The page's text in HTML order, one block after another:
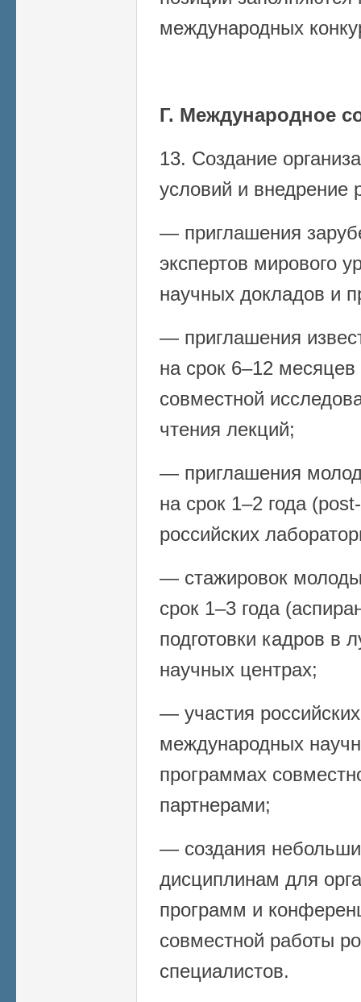
международных
Г. Международное
13. Создание
условий и внедрение
— приглашения
экспертов мирового
научных докладов и
— приглашения
на срок 6–12
совместной
чтения лекций;
— приглашения
на срок 1–2 года
российских
— стажировок
срок 1–3 года
подготовки кадров в
научных центрах;
— участия
международных
программах
партнерами;
— создания
дисциплинам для
программ и
совместной работы
специалистов.